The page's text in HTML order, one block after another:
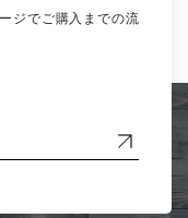
ジでご購入までの流